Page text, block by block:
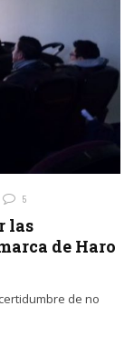
5
las
de Haro
de no